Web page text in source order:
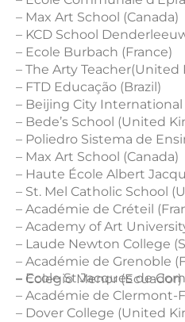
– Max Art School (Canada)
– KCD School
– Ecole Burbach (France)
– The Arty
– FTD Educação (Brazil)
– Beijing City International
– Bede’s School (United
– Poliedro Sistema de
– Max Art School (Canada)
– Haute École Albert
– St. Mel Catholic School
– Académie de Créteil
– Academy of Art
– Laude Newton College
– Académie de Grenoble
– Colegio Menor (Ecuador)
– Ecole St Jacques de
– Académie de Clermont-
– Dover College (United